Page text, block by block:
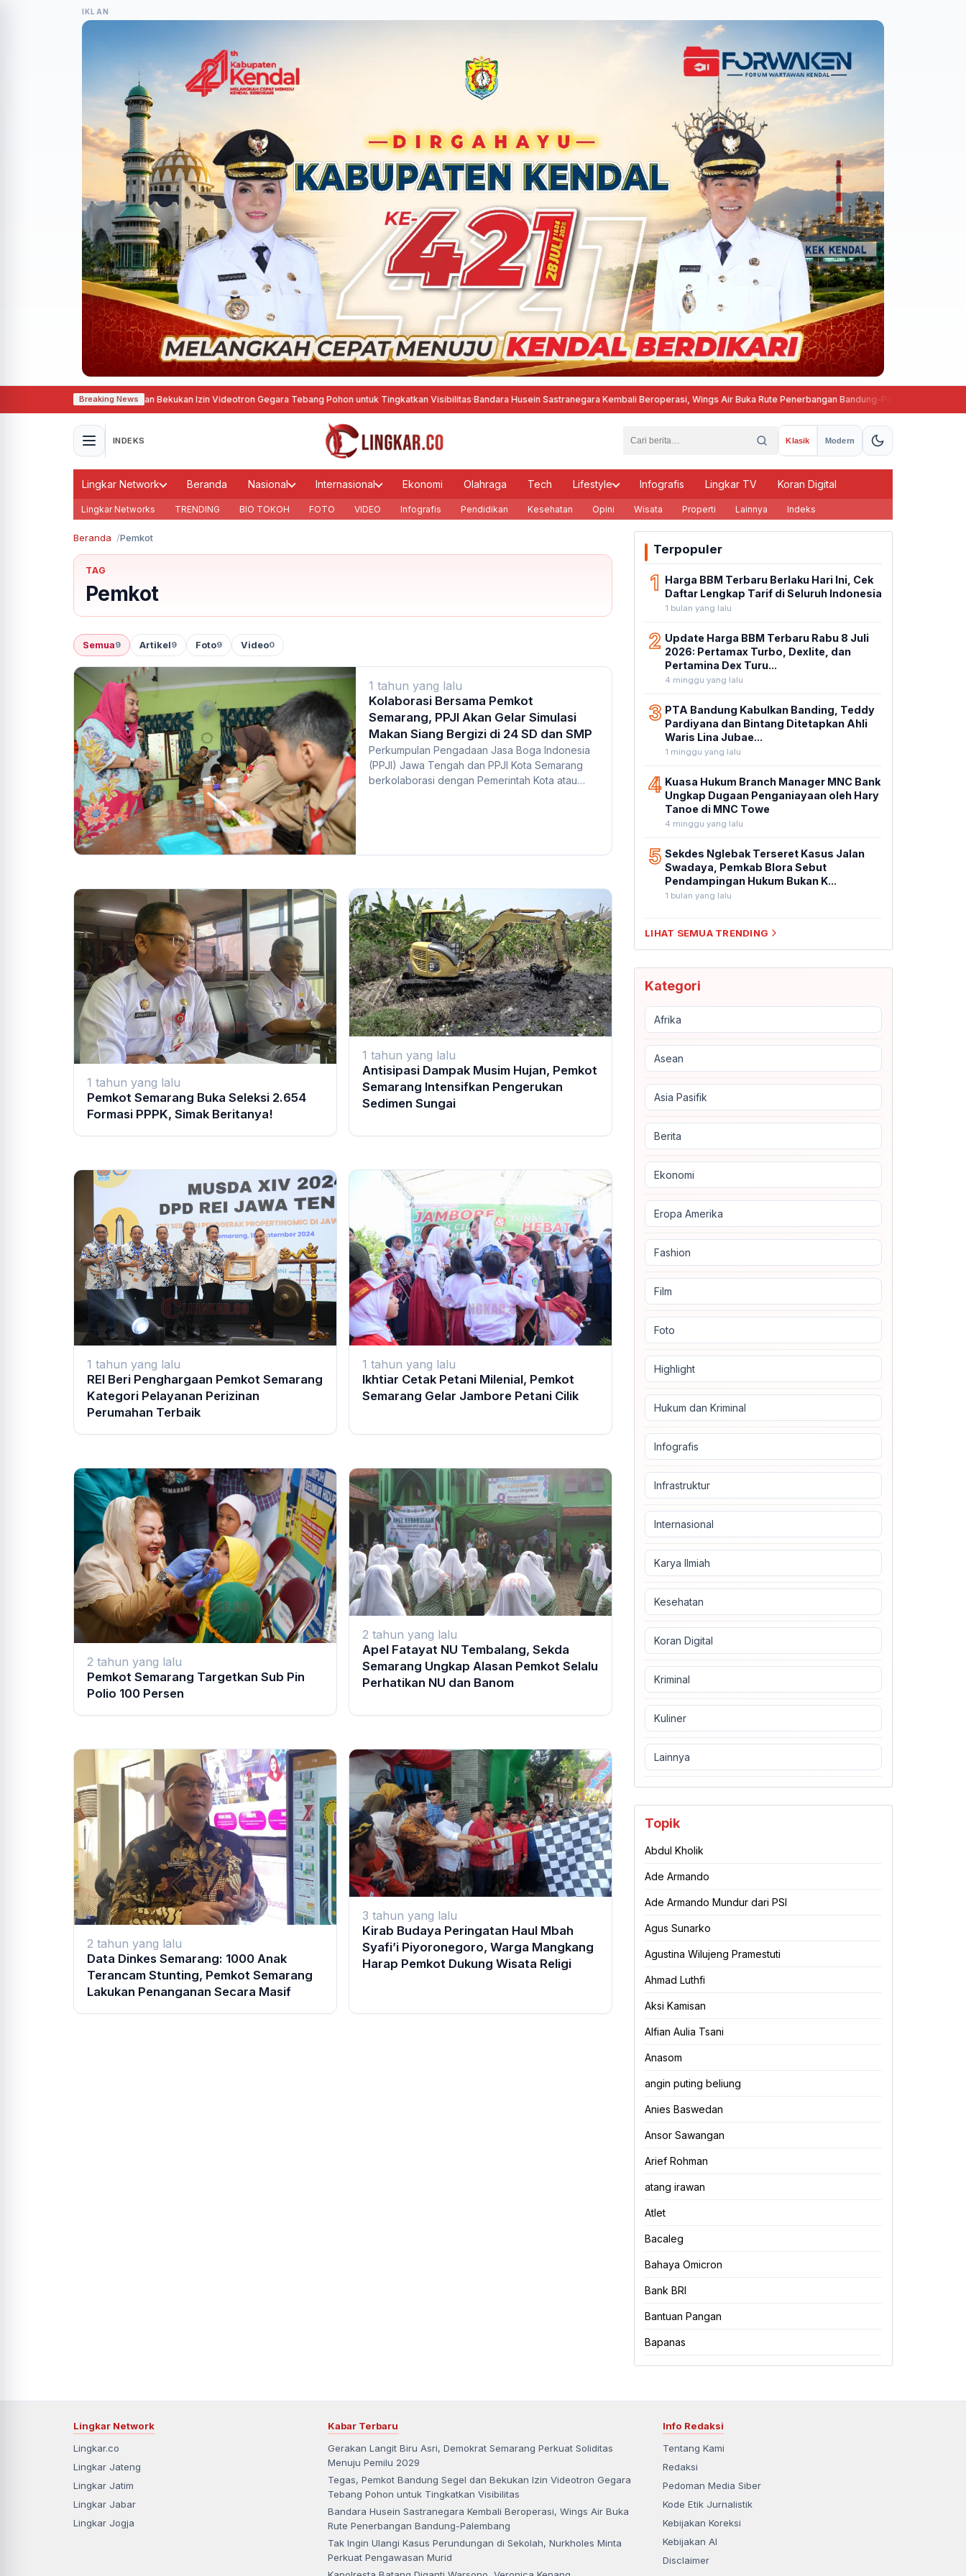
IKLAN
Breaking News
Bandung Segel dan Bekukan Izin Videotron Gegara Tebang Pohon untuk Tingkatkan Visibilitas·Bandara Husein Sastranegara Kembali Beroperasi, Wings Air Buka Rute Penerbangan Bandung-Palembang
INDEKS Klasik Modern
Lingkar Network Beranda Nasional Internasional Ekonomi Olahraga Tech Lifestyle Infografis Lingkar TV Koran Digital
Lingkar Networks TRENDING BIO TOKOH FOTO VIDEO Infografis Pendidikan Kesehatan Opini Wisata Properti Lainnya Indeks
Beranda Pemkot
TAG
Pemkot
Semua9 Artikel9 Foto9 Video0
1 tahun yang lalu
Kolaborasi Bersama Pemkot
Semarang, PPJI Akan Gelar Simulasi
Makan Siang Bergizi di 24 SD dan SMP
Perkumpulan Pengadaan Jasa Boga Indonesia
(PPJI) Jawa Tengah dan PPJI Kota Semarang
berkolaborasi dengan Pemerintah Kota atau
1 tahun yang lalu
Pemkot Semarang Buka Seleksi 2.654
Formasi PPPK, Simak Beritanya!
1 tahun yang lalu
Antisipasi Dampak Musim Hujan, Pemkot
Semarang Intensifkan Pengerukan
Sedimen Sungai
1 tahun yang lalu
REI Beri Penghargaan Pemkot Semarang
Kategori Pelayanan Perizinan
Perumahan Terbaik
1 tahun yang lalu
Ikhtiar Cetak Petani Milenial, Pemkot
Semarang Gelar Jambore Petani Cilik
2 tahun yang lalu
Pemkot Semarang Targetkan Sub Pin
Polio 100 Persen
2 tahun yang lalu
Apel Fatayat NU Tembalang, Sekda
Semarang Ungkap Alasan Pemkot Selalu
Perhatikan NU dan Banom
2 tahun yang lalu
Data Dinkes Semarang: 1000 Anak
Terancam Stunting, Pemkot Semarang
Lakukan Penanganan Secara Masif
3 tahun yang lalu
Kirab Budaya Peringatan Haul Mbah
Syafi’i Piyoronegoro, Warga Mangkang
Harap Pemkot Dukung Wisata Religi
Terpopuler
1 Harga BBM Terbaru Berlaku Hari Ini, Cek
Daftar Lengkap Tarif di Seluruh Indonesia
1 bulan yang lalu
2 Update Harga BBM Terbaru Rabu 8 Juli
2026: Pertamax Turbo, Dexlite, dan
Pertamina Dex Turu...
4 minggu yang lalu
3 PTA Bandung Kabulkan Banding, Teddy
Pardiyana dan Bintang Ditetapkan Ahli
Waris Lina Jubae...
1 minggu yang lalu
4 Kuasa Hukum Branch Manager MNC Bank
Ungkap Dugaan Penganiayaan oleh Hary
Tanoe di MNC Towe
4 minggu yang lalu
5 Sekdes Nglebak Terseret Kasus Jalan
Swadaya, Pemkab Blora Sebut
Pendampingan Hukum Bukan K...
1 bulan yang lalu
LIHAT SEMUA TRENDING
Kategori
Afrika
Asean
Asia Pasifik
Berita
Ekonomi
Eropa Amerika
Fashion
Film
Foto
Highlight
Hukum dan Kriminal
Infografis
Infrastruktur
Internasional
Karya Ilmiah
Kesehatan
Koran Digital
Kriminal
Kuliner
Lainnya
Topik
Abdul Kholik
Ade Armando
Ade Armando Mundur dari PSI
Agus Sunarko
Agustina Wilujeng Pramestuti
Ahmad Luthfi
Aksi Kamisan
Alfian Aulia Tsani
Anasom
angin puting beliung
Anies Baswedan
Ansor Sawangan
Arief Rohman
atang irawan
Atlet
Bacaleg
Bahaya Omicron
Bank BRI
Bantuan Pangan
Bapanas
Lingkar Network
Lingkar.co
Lingkar Jateng
Lingkar Jatim
Lingkar Jabar
Lingkar Jogja
Kabar Terbaru
Gerakan Langit Biru Asri, Demokrat Semarang Perkuat Soliditas
Menuju Pemilu 2029
Tegas, Pemkot Bandung Segel dan Bekukan Izin Videotron Gegara
Tebang Pohon untuk Tingkatkan Visibilitas
Bandara Husein Sastranegara Kembali Beroperasi, Wings Air Buka
Rute Penerbangan Bandung-Palembang
Tak Ingin Ulangi Kasus Perundungan di Sekolah, Nurkholes Minta
Perkuat Pengawasan Murid
Info Redaksi
Tentang Kami
Redaksi
Pedoman Media Siber
Kode Etik Jurnalistik
Kebijakan Koreksi
Kebijakan AI
Disclaimer